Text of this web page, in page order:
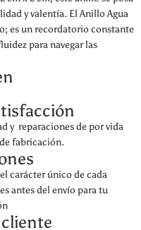
y valentía. El Anillo Agua
es un recordatorio constante
para navegar las
y reparaciones de por vida
fabricación.
carácter único de cada
antes del envío para tu